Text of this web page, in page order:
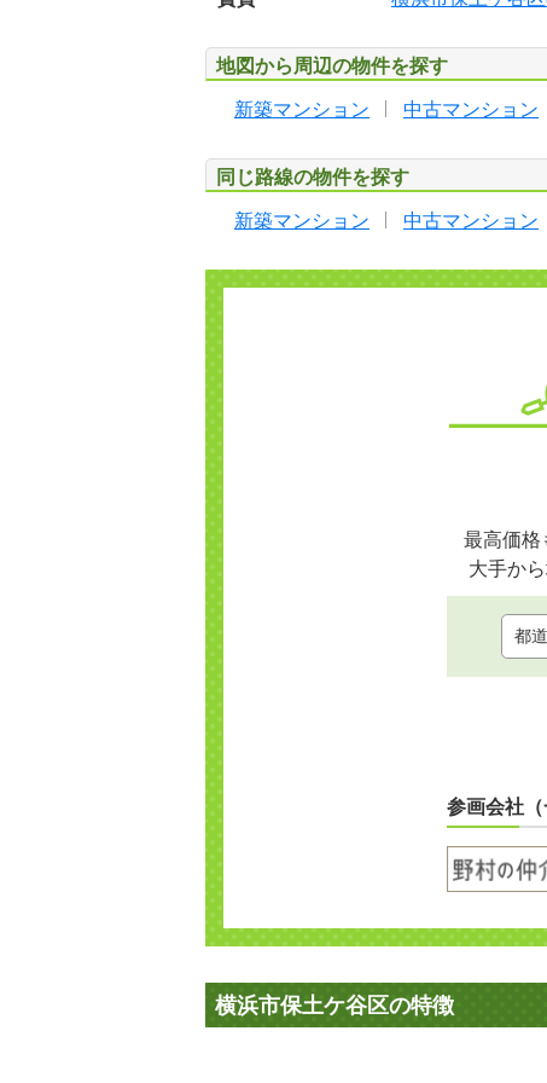
地図から周辺の物件を探す
新築マンション 中古マンション
同じ路線の物件を探す
新築マンション 中古マンション
最高価格
大手か
参画会社（
横浜市保土ケ谷区の特徴